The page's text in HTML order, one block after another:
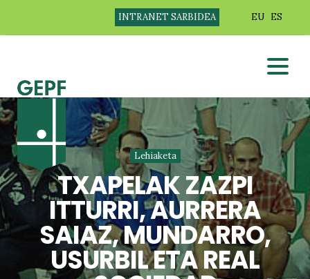
INTRANET SARBIDEA EU ES
Lehiaketa
TXAPELAK ZAZPI
ITTURRI, AURRERA
SAIAZ, MUNDARRO,
USURBIL ETA REAL